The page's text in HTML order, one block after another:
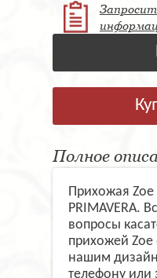
Полное
Прихожая Zoe
PRIMAVERA.
вопросы
прихожей Zoe
нашим
телефону или